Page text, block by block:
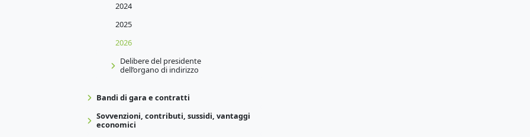
2024
2025
2026
Delibere del presidente
dell’organo di indirizzo
Bandi di gara e contratti
Sovvenzioni, contributi, sussidi, vantaggi
economici